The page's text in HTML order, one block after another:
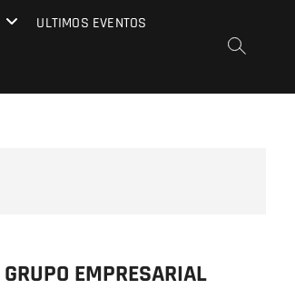
ULTIMOS EVENTOS
GRUPO EMPRESARIAL